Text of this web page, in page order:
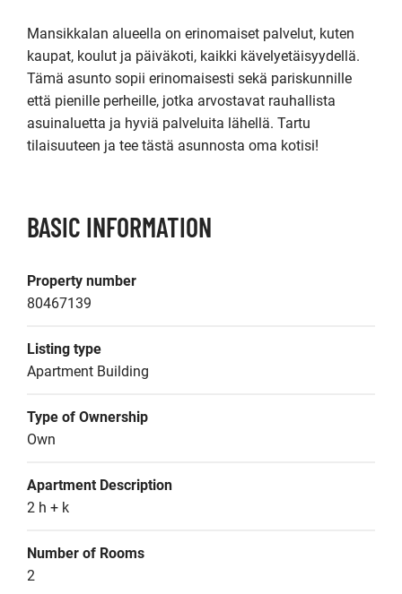
Mansikkalan alueella on erinomaiset palvelut, kuten
kaupat, koulut ja päiväkoti, kaikki kävelyetäisyydellä.
Tämä asunto sopii erinomaisesti sekä pariskunnille
että pienille perheille, jotka arvostavat rauhallista
asuinaluetta ja hyviä palveluita lähellä. Tartu
tilaisuuteen ja tee tästä asunnosta oma kotisi!
BASIC INFORMATION
Property number
80467139
Listing type
Apartment Building
Type of Ownership
Own
Apartment Description
2 h + k
Number of Rooms
2